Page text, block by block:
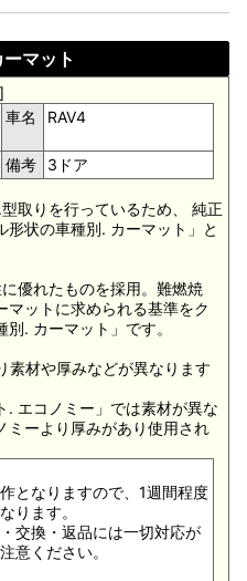
マット
]
車名 RAV4
備考 3ドア
取りを行っているため、 純正
状の車種別. カーマット」と
優れたものを採用。難燃焼
マットに求められる基準をク
. カーマット」です。
素材や厚みなどが異なります
. エコノミー」では素材が異な
ミーより厚みがあり使用され
となりますので、1週間程度
ります。
交換・返品には一切対応が
意ください。